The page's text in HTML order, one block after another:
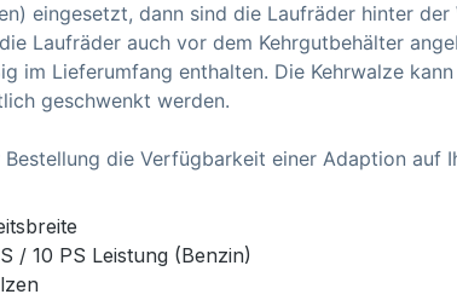
eingesetzt, dann sind die Laufräder hinter
Laufräder auch vor dem Kehrgutbehälter
im Lieferumfang enthalten. Die Kehrwalze
geschwenkt werden.
die Verfügbarkeit einer Adaption auf
/ 10 PS Leistung (Benzin)